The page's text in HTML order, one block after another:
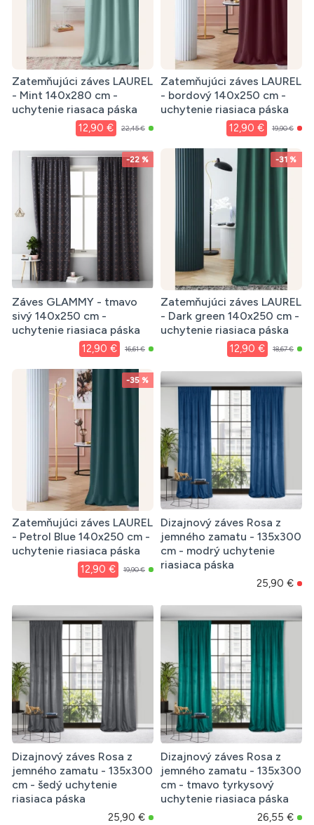
Zatemňujúci záves LAUREL
- Mint 140x280 cm -
uchytenie riasaca páska
12,90 € 22,45 €
Zatemňujúci záves LAUREL
- bordový 140x250 cm -
uchytenie riasiaca páska
12,90 € 19,90 €
-22 %
Záves GLAMMY - tmavo
sivý 140x250 cm -
uchytenie riasiaca páska
12,90 € 16,61 €
-31 %
Zatemňujúci záves LAUREL
- Dark green 140x250 cm -
uchytenie riasiaca páska
12,90 € 18,67 €
-35 %
Zatemňujúci záves LAUREL
- Petrol Blue 140x250 cm -
uchytenie riasiaca páska
12,90 € 19,90 €
Dizajnový záves Rosa z
jemného zamatu - 135x300
cm - modrý uchytenie
riasiaca páska
25,90 €
Dizajnový záves Rosa z
jemného zamatu - 135x300
cm - šedý uchytenie
riasiaca páska
25,90 €
Dizajnový záves Rosa z
jemného zamatu - 135x300
cm - tmavo tyrkysový
uchytenie riasiaca páska
26,55 €